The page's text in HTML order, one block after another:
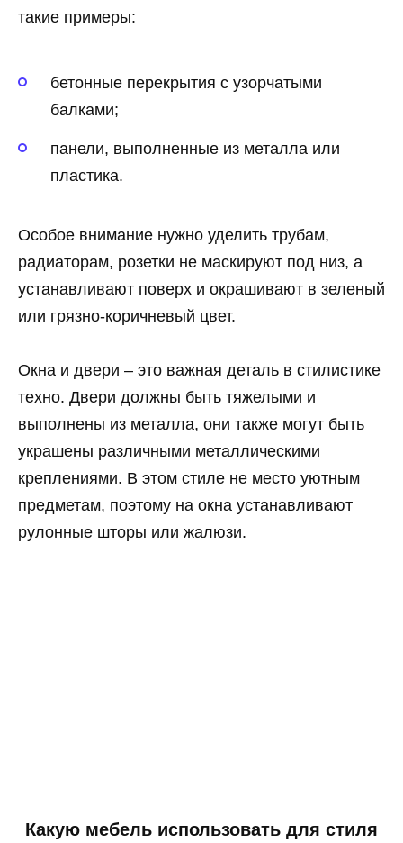
такие примеры:
бетонные перекрытия с узорчатыми
балками;
панели, выполненные из металла или
пластика.
Особое внимание нужно уделить трубам,
радиаторам, розетки не маскируют под низ, а
устанавливают поверх и окрашивают в зеленый
или грязно-коричневый цвет.
Окна и двери – это важная деталь в стилистике
техно. Двери должны быть тяжелыми и
выполнены из металла, они также могут быть
украшены различными металлическими
креплениями. В этом стиле не место уютным
предметам, поэтому на окна устанавливают
рулонные шторы или жалюзи.
Какую мебель использовать для стиля